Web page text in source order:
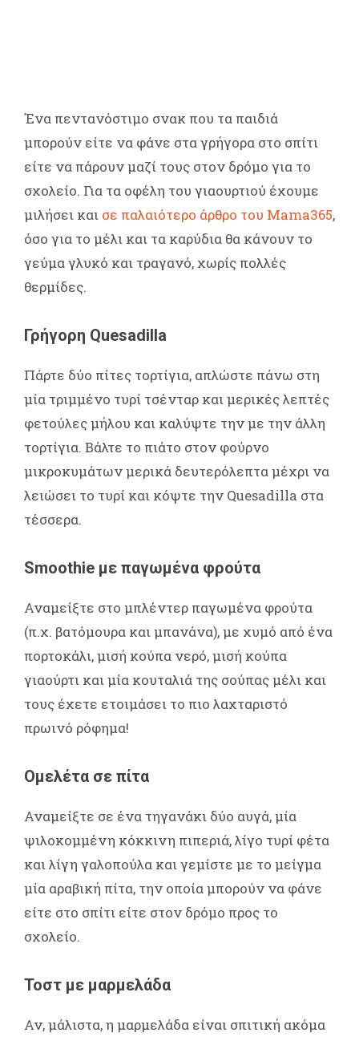
Ένα πεντανόστιμο σνακ που τα παιδιά
μπορούν είτε να φάνε στα γρήγορα στο σπίτι
είτε να πάρουν μαζί τους στον δρόμο για το
σχολείο. Για τα οφέλη του γιαουρτιού έχουμε
μιλήσει και σε παλαιότερο άρθρο του Mama365,
όσο για το μέλι και τα καρύδια θα κάνουν το
γεύμα γλυκό και τραγανό, χωρίς πολλές
θερμίδες.
Γρήγορη Quesadilla
Πάρτε δύο πίτες τορτίγια, απλώστε πάνω στη
μία τριμμένο τυρί τσένταρ και μερικές λεπτές
φετούλες μήλου και καλύψτε την με την άλλη
τορτίγια. Βάλτε το πιάτο στον φούρνο
μικροκυμάτων μερικά δευτερόλεπτα μέχρι να
λειώσει το τυρί και κόψτε την Quesadilla στα
τέσσερα.
Smoothie με παγωμένα φρούτα
Αναμείξτε στο μπλέντερ παγωμένα φρούτα
(π.χ. βατόμουρα και μπανάνα), με χυμό από ένα
πορτοκάλι, μισή κούπα νερό, μισή κούπα
γιαούρτι και μία κουταλιά της σούπας μέλι και
τους έχετε ετοιμάσει το πιο λαχταριστό
πρωινό ρόφημα!
Ομελέτα σε πίτα
Αναμείξτε σε ένα τηγανάκι δύο αυγά, μία
ψιλοκομμένη κόκκινη πιπεριά, λίγο τυρί φέτα
και λίγη γαλοπούλα και γεμίστε με το μείγμα
μία αραβική πίτα, την οποία μπορούν να φάνε
είτε στο σπίτι είτε στον δρόμο προς το
σχολείο.
Τοστ με μαρμελάδα
Αν, μάλιστα, η μαρμελάδα είναι σπιτική ακόμα